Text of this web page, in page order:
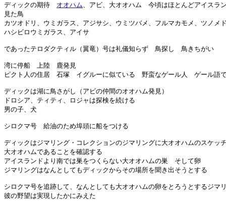
ディックの期待 オオハム 、アビ、大オオハム　今頃はほとんどアイスラ
見た鳥
カツオドリ、ウミガラス、アジサシ、ウミツバメ、フルマカモメ、ツノメ
ハシビロウミガラス、アイサ
であったテロダクティル（翼竜）号は礼儀知らず　鳥探し　鳥きちがい
湾に停船　上陸　鹿発見
ピクト人の住居　石塚　イグルーに似ている　野蛮なゲール人　ゲール語
ディックは湖に鳥さがし（アビの仲間のオオハム発見）
ドロシア、ティティ、ロジャは探検を続ける
男の子、犬
シロクマ号　給油のため埠頭に船をつける
ディックはジマリング・コレクションのジマリングに大オオハムのスケッ
大オオハムであることを確認する
アイスランドより南では巣をつくらない大オオハムの巣　そして卵
ジマリングはなんとしてもディックからその場所を聞き出そうとする
シロクマ号を追跡して、なんとしても大オオハムの卵をとろうとするジマ
彼の野望は実現したかにみえた